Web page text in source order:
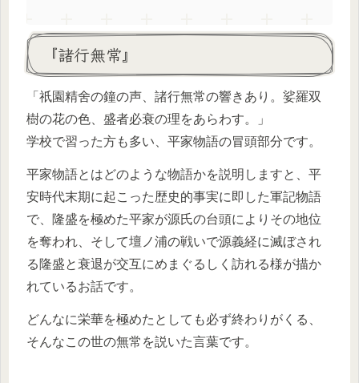
『諸行無常』
「祇園精舍の鐘の声、諸行無常の響きあり。娑羅双
樹の花の色、盛者必衰の理をあらわす。」
学校で習った方も多い、平家物語の冒頭部分です。
平家物語とはどのような物語かを説明しますと、平
安時代末期に起こった歴史的事実に即した軍記物語
で、隆盛を極めた平家が源氏の台頭によりその地位
を奪われ、そして壇ノ浦の戦いで源義経に滅ぼされ
る隆盛と衰退が交互にめまぐるしく訪れる様が描か
れているお話です。
どんなに栄華を極めたとしても必ず終わりがくる、
そんなこの世の無常を説いた言葉です。